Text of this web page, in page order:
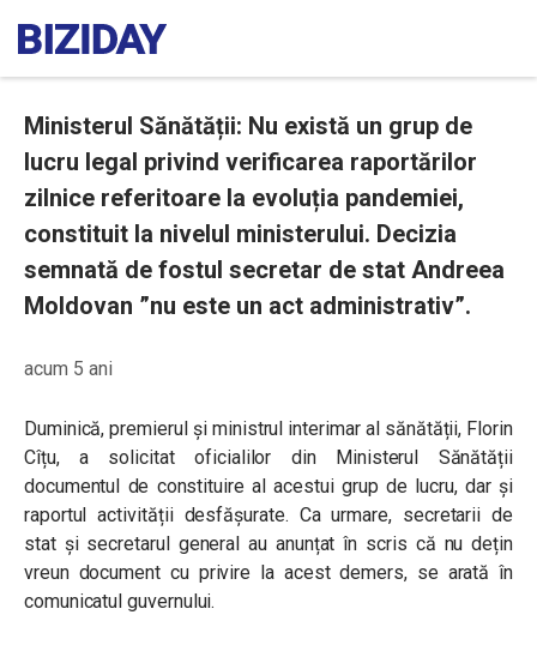
Ministerul Sănătății: Nu există un grup de
lucru legal privind verificarea raportărilor
zilnice referitoare la evoluția pandemiei,
constituit la nivelul ministerului. Decizia
semnată de fostul secretar de stat Andreea
Moldovan ”nu este un act administrativ”.
acum 5 ani
Duminică, premierul și ministrul interimar al sănătății, Florin
Cîțu, a solicitat oficialilor din Ministerul Sănătății
documentul de constituire al acestui grup de lucru, dar și
raportul activității desfășurate. Ca urmare, secretarii de
stat și secretarul general au anunțat în scris că nu dețin
vreun document cu privire la acest demers, se arată în
comunicatul guvernului.